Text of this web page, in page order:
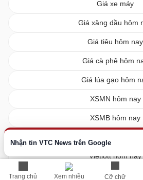
Trang chủ Xem nhiều Cỡ chữ
Nhận tin VTC News trên Google
Giá xe máy
Giá xăng dầu hôm
Giá tiêu hôm nay
Giá cà phê hôm
Giá lúa gạo hôm
XSMN hôm nay
XSMB hôm nay
Vietlott hôm nay